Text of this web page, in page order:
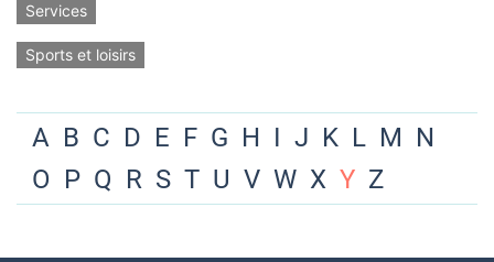
Services
Sports et loisirs
A B C D E F G H I J K L M N
O P Q R S T U V W X Y Z